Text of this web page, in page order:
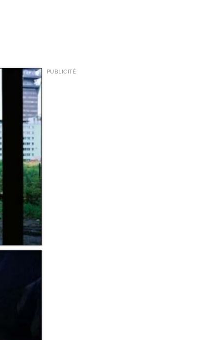
PUBLICITÉ